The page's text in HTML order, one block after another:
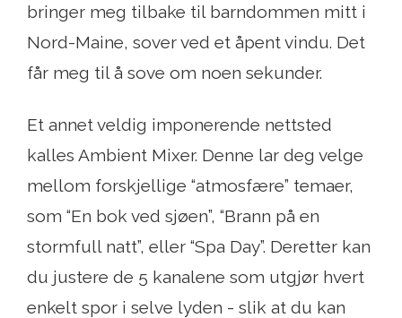
bringer meg tilbake til barndommen mitt i
Nord-Maine, sover ved et åpent vindu. Det
får meg til å sove om noen sekunder.
Et annet veldig imponerende nettsted
kalles Ambient Mixer. Denne lar deg velge
mellom forskjellige “atmosfære” temaer,
som “En bok ved sjøen”, “Brann på en
stormfull natt”, eller “Spa Day”. Deretter kan
du justere de 5 kanalene som utgjør hvert
enkelt spor i selve lyden - slik at du kan